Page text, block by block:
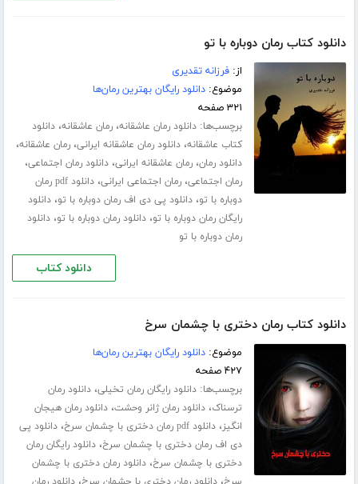
دانلود کتاب رمان دوباره با تو
از:فرزانه تقدیری
موضوع:دانلود رایگان بهترین رمان‌ها
۳۲۱ صفحه
برچسب‌ها:دانلود رمان عاشقانه،رمان عاشقانه،دانلود
کتاب عاشقانه،دانلود رمان عاشقانه ایرانی،رمان عاشقانه،
دانلود رمان،رمان عاشقانه ایرانی،دانلود رمان اجتماعی،
رمان اجتماعی،رمان اجتماعی ایرانی،
دانلود pdf رمان
دوباره با تو،دانلود پی دی اف رمان دوباره با تو،دانلود
رایگان رمان دوباره با تو،دانلود رمان دوباره با تو،دانلود
رمان دوباره با تو
دانلود کتاب
دانلود کتاب رمان دختری با چشمان سرخ
موضوع:دانلود رایگان بهترین رمان‌ها
۴۲۷ صفحه
برچسب‌ها:دانلود رایگان رمان تخیلی،دانلود رمان
ترسناک،دانلود رمان ژانر وحشت،دانلود رمان هیجان
انگیز،دانلود pdf رمان دختری با چشمان سرخ ،دانلود پی
دی اف رمان دختری با چشمان سرخ،دانلود رایگان رمان
دختری با چشمان سرخ،دانلود رمان دختری با چشمان
سرخ دانلود رمان دختری با چشمان سرخ دانلود رمان